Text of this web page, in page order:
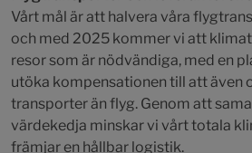
Vårt mål är att halvera våra
och med 2025 kommer vi att
resor som är nödvändiga, med en
utöka kompensationen till att även
transporter än flyg. Genom att
värdekedja minskar vi vårt totala
främjar en hållbar logistik.